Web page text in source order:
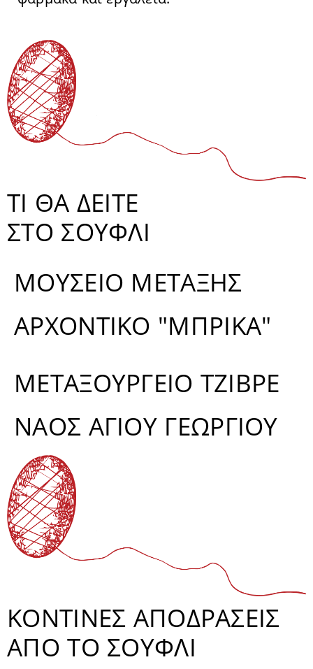
ΤΙ ΘΑ ΔΕΙΤΕ
ΣΤΟ ΣΟΥΦΛΙ
ΜΟΥΣΕΙΟ ΜΕΤΑΞΗΣ
ΑΡΧΟΝΤΙΚΟ "ΜΠΡΙΚΑ"
ΜΕΤΑΞΟΥΡΓΕΙΟ ΤΖΙΒΡΕ
ΝΑΟΣ ΑΓΙΟΥ ΓΕΩΡΓΙΟΥ
ΚΟΝΤΙΝΕΣ ΑΠΟΔΡΑΣΕΙΣ
ΑΠΟ ΤΟ ΣΟΥΦΛΙ